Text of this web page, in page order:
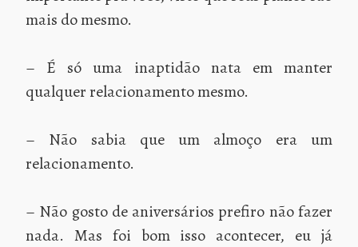
mais do mesmo.
– É só uma inaptidão nata em manter
qualquer relacionamento mesmo.
– Não sabia que um almoço era um
relacionamento.
– Não gosto de aniversários prefiro não fazer
nada. Mas foi bom isso acontecer, eu já